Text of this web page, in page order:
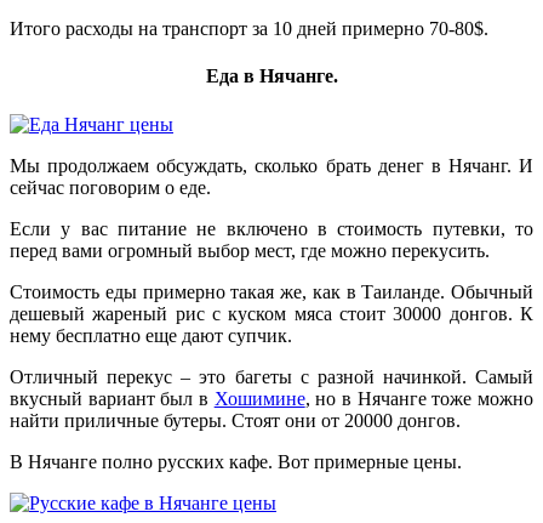
Итого расходы на транспорт за 10 дней примерно 70-80$.
Еда в Нячанге.
Мы продолжаем обсуждать, сколько брать денег в Нячанг. И
сейчас поговорим о еде.
Если у вас питание не включено в стоимость путевки, то
перед вами огромный выбор мест, где можно перекусить.
Стоимость еды примерно такая же, как в Таиланде. Обычный
дешевый жареный рис с куском мяса стоит 30000 донгов. К
нему бесплатно еще дают супчик.
Отличный перекус – это багеты с разной начинкой. Самый
вкусный вариант был в Хошимине, но в Нячанге тоже можно
найти приличные бутеры. Стоят они от 20000 донгов.
В Нячанге полно русских кафе. Вот примерные цены.